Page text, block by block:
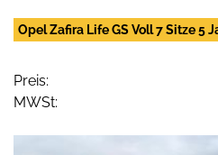
Opel Zafira Life GS Voll 7 Sitze 5
Preis:
MWSt: